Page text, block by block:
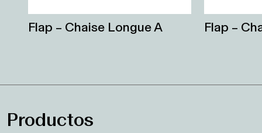
Productos
relacionados